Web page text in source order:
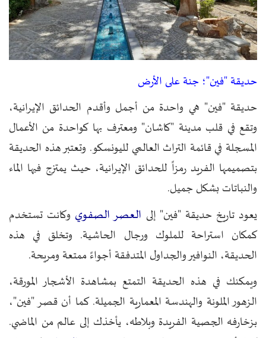
حديقة "فين"؛ جنة على الأرض
حديقة "فين" هي واحدة من أجمل وأقدم الحدائق الإيرانية،
وتقع في قلب مدينة "كاشان" ومعترف بها كواحدة من الأعمال
المسجلة في قائمة التراث العالمي لليونسكو. وتعتبر هذه الحديقة
بتصميمها الفريد رمزاً للحدائق الإيرانية، حيث يمتزج فيها الماء
والنباتات بشكل جميل.
يعود تاريخ حديقة "فين" إلى العصر الصفوي وكانت تستخدم
كمكان استراحة للملوك ورجال الحاشية. وتخلق في هذه
الحديقة، النوافير والجداول المتدفقة أجواءً ممتعة ومريحة.
ويمكنك في هذه الحديقة التمتع بمشاهدة الأشجار المورقة،
الزهور الملونة والهندسة المعمارية الجميلة. كما أن قصر "فين"،
بزخارفه الجصية الفريدة وبلاطه، يأخذك إلى عالم من الماضي.